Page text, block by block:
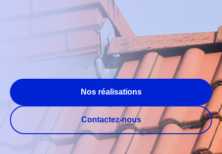
Nos réalisations
Contactez-nous